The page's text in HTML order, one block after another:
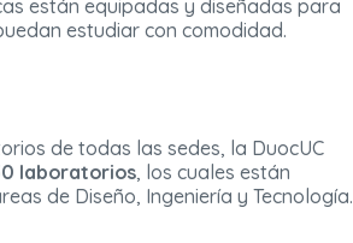
están equipadas y diseñadas para
estudiar con comodidad.
de todas las sedes, la DuocUC
laboratorios, los cuales están
de Diseño, Ingeniería y Tecnología.